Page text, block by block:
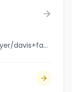
jobbank.gc.ca/browsejobs/employer/davis+family/ca